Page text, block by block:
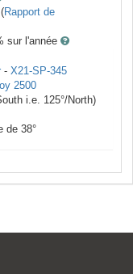
Rapport de
sur l'année
- X21-SP-345
2500
i.e. 125°/North)
de 38°